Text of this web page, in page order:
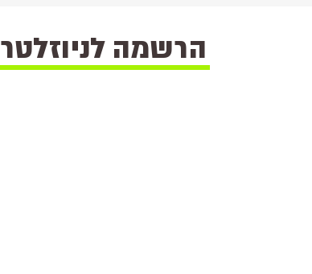
הרשמה לניוזלטר